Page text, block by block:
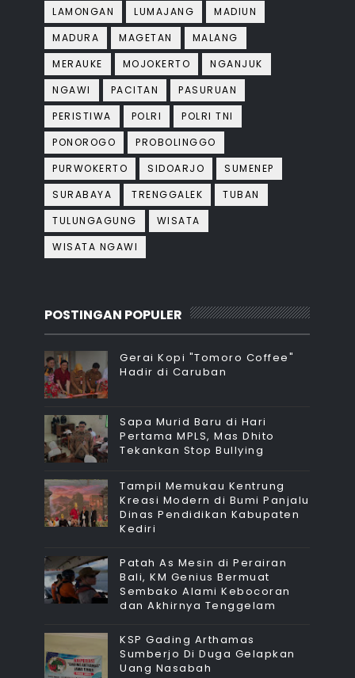
LAMONGAN
LUMAJANG
MADIUN
MADURA
MAGETAN
MALANG
MERAUKE
MOJOKERTO
NGANJUK
NGAWI
PACITAN
PASURUAN
PERISTIWA
POLRI
POLRI TNI
PONOROGO
PROBOLINGGO
PURWOKERTO
SIDOARJO
SUMENEP
SURABAYA
TRENGGALEK
TUBAN
TULUNGAGUNG
WISATA
WISATA NGAWI
POSTINGAN POPULER
Gerai Kopi "Tomoro Coffee"
Hadir di Caruban
Sapa Murid Baru di Hari
Pertama MPLS, Mas Dhito
Tekankan Stop Bullying
Tampil Memukau Kentrung
Kreasi Modern di Bumi Panjalu
Dinas Pendidikan Kabupaten
Kediri
Patah As Mesin di Perairan
Bali, KM Genius Bermuat
Sembako Alami Kebocoran
dan Akhirnya Tenggelam
KSP Gading Arthamas
Sumberjo Di Duga Gelapkan
Uang Nasabah